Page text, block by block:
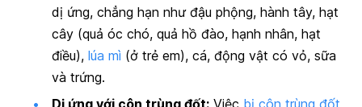
dị ứng, chẳng hạn như đậu phộng, hành tây, hạt
cây (quả óc chó, quả hồ đào, hạnh nhân, hạt
điều), lúa mì (ở trẻ em), cá, động vật có vỏ, sữa
và trứng.